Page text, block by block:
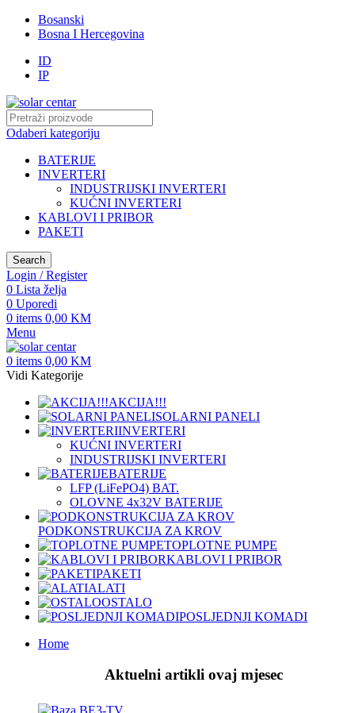
Bosanski
Bosna I Hercegovina
ID
IP
Odaberi kategoriju
BATERIJE
INVERTERI
INDUSTRIJSKI INVERTERI
KUĆNI INVERTERI
KABLOVI I PRIBOR
PAKETI
Search
Login / Register
0 Lista želja
0 Uporedi
0 items 0,00 KM
Menu
0 items 0,00 KM
Vidi Kategorije
AKCIJA!!!
SOLARNI PANELI
INVERTERI
KUĆNI INVERTERI
INDUSTRIJSKI INVERTERI
BATERIJE
LFP (LiFeРО4) BAT.
OLOVNE 4x32V BATERIJE
PODKONSTRUKCIJA ZA KROV
TOPLOTNE PUMPE
KABLOVI I PRIBOR
PAKETI
ALATI
OSTALO
POSLJEDNJI KOMADI
Home
Aktuelni artikli ovaj mjesec